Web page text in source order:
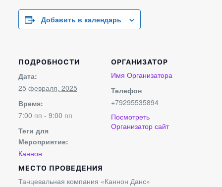
Добавить в календарь
ПОДРОБНОСТИ
Дата:
25 февраля, 2025
Время:
7:00 пп - 9:00 пп
Теги для
Мероприятие:
Каннон
МЕСТО ПРОВЕДЕНИЯ
Танцевальная компания «Каннон Данс»
ОРГАНИЗАТОР
Имя Организатора
Телефон
+79295535894
Посмотреть
Организатор сайт